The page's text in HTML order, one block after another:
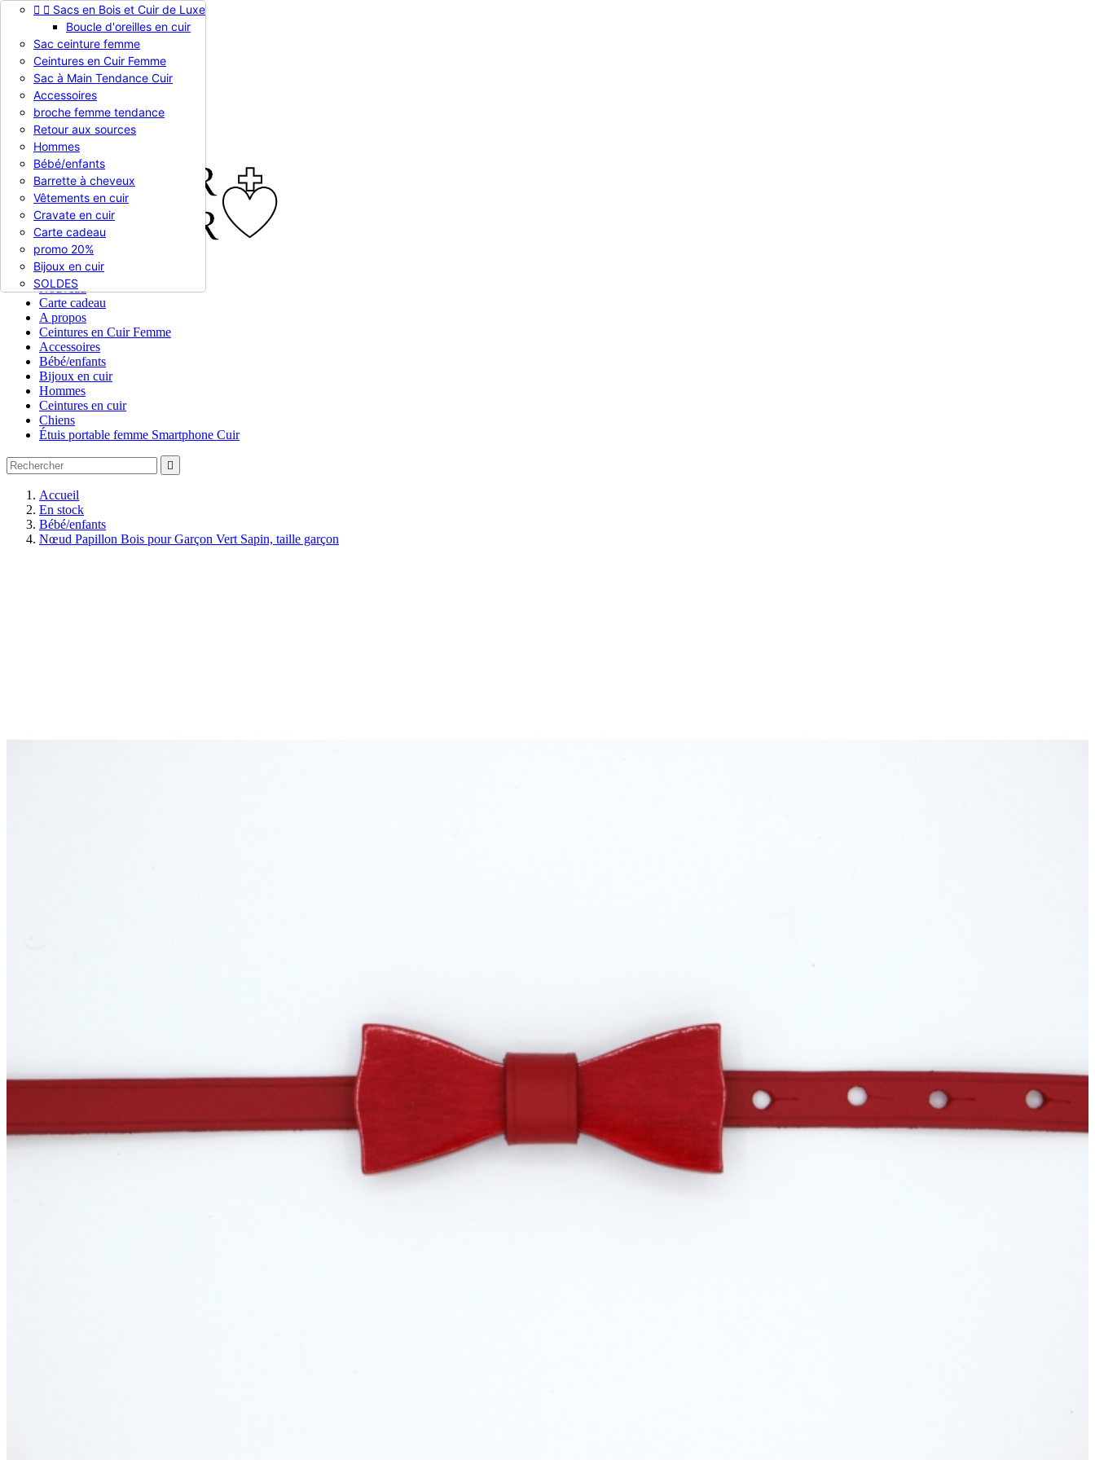
Appelez-nous :0786510612
EUR € 
EUR €
RUB RUB
Connexion
shopping_cart Panier (0)
  En stock
  Sacs en Bois et Cuir de Luxe
Boucle d'oreilles en cuir
Sac ceinture femme
Ceintures en Cuir Femme
Sac à Main Tendance Cuir
Accessoires
broche femme tendance
Retour aux sources
Hommes
Bébé/enfants
Barrette à cheveux
Vêtements en cuir
Cravate en cuir
Carte cadeau
promo 20%
Bijoux en cuir
SOLDES
Nouveau
Carte cadeau
A propos
Ceintures en Cuir Femme
Accessoires
Bébé/enfants
Bijoux en cuir
Hommes
Ceintures en cuir
Chiens
Étuis portable femme Smartphone Cuir

Accueil
En stock
Bébé/enfants
Nœud Papillon Bois pour Garçon Vert Sapin, taille garçon